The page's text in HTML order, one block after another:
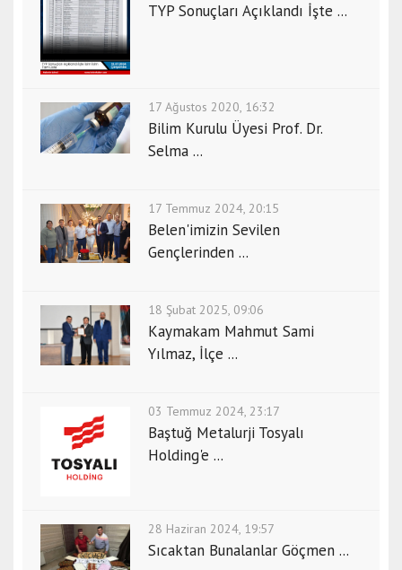
TYP Sonuçları Açıklandı İşte ...
17 Ağustos 2020, 16:32
Bilim Kurulu Üyesi Prof. Dr.
Selma ...
17 Temmuz 2024, 20:15
Belen'imizin Sevilen
Gençlerinden ...
18 Şubat 2025, 09:06
Kaymakam Mahmut Sami
Yılmaz, İlçe ...
03 Temmuz 2024, 23:17
Baştuğ Metalurji Tosyalı
Holding'e ...
28 Haziran 2024, 19:57
Sıcaktan Bunalanlar Göçmen ...